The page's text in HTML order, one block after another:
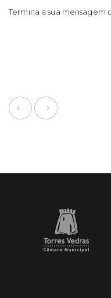
Termina a sua mensagem